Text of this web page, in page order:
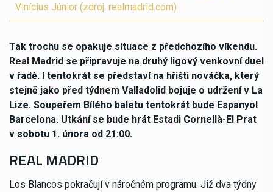
Vinícius Júnior (zdroj: realmadrid.com)
Tak trochu se opakuje situace z předchozího víkendu.
Real Madrid se připravuje na druhý ligový venkovní duel
v řadě. I tentokrát se představí na hřišti nováčka, který
stejně jako před týdnem Valladolid bojuje o udržení v La
Lize. Soupeřem Bílého baletu tentokrát bude Espanyol
Barcelona. Utkání se bude hrát Estadi Cornellà-El Prat
v sobotu 1. února od 21:00.
REAL MADRID
Los Blancos pokračují v náročném programu. Již dva týdny